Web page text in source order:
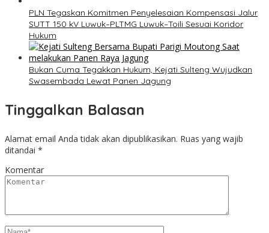
PLN Tegaskan Komitmen Penyelesaian Kompensasi Jalur
SUTT 150 kV Luwuk–PLTMG Luwuk–Toili Sesuai Koridor
Hukum
Bukan Cuma Tegakkan Hukum, Kejati Sulteng Wujudkan
Swasembada Lewat Panen Jagung
Tinggalkan Balasan
Alamat email Anda tidak akan dipublikasikan. Ruas yang wajib
ditandai *
Komentar